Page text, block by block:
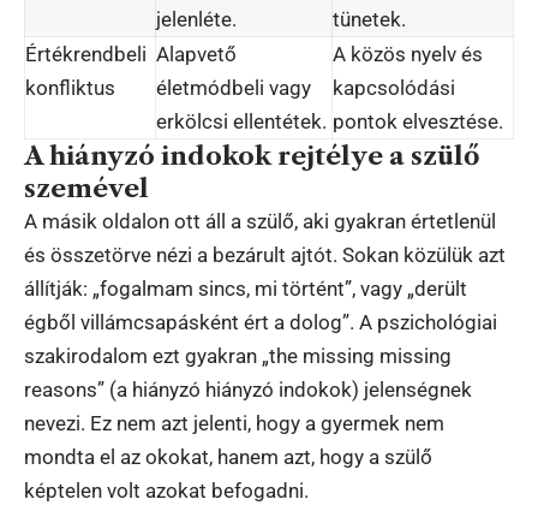
jelenléte.
tünetek.
Értékrendbeli
konfliktus
Alapvető
életmódbeli vagy
erkölcsi ellentétek.
A közös nyelv és
kapcsolódási
pontok elvesztése.
A hiányzó indokok rejtélye a szülő
szemével
A másik oldalon ott áll a szülő, aki gyakran értetlenül
és összetörve nézi a bezárult ajtót. Sokan közülük azt
állítják: „fogalmam sincs, mi történt”, vagy „derült
égből villámcsapásként ért a dolog”. A pszichológiai
szakirodalom ezt gyakran „the missing missing
reasons” (a hiányzó hiányzó indokok) jelenségnek
nevezi. Ez nem azt jelenti, hogy a gyermek nem
mondta el az okokat, hanem azt, hogy a szülő
képtelen volt azokat befogadni.